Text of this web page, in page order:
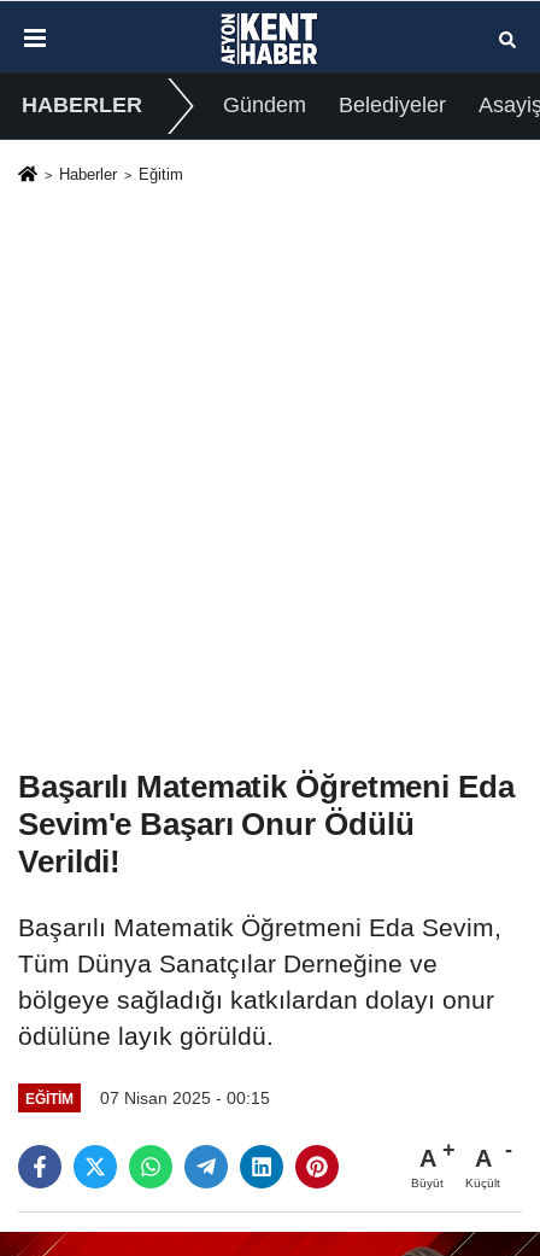
HABERLER Gündem Belediyeler
Haberler Eğitim
Başarılı Matematik Öğretmeni Eda
Sevim'e Başarı Onur Ödülü
Verildi!
Başarılı Matematik Öğretmeni Eda Sevim,
Tüm Dünya Sanatçılar Derneğine ve
bölgeye sağladığı katkılardan dolayı onur
ödülüne layık görüldü.
EĞITIM 07 Nisan 2025 - 00:15
A
Büyüt
A
Küçült